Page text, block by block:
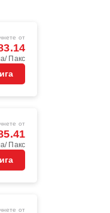
от
Пакс
от
Пакс
от